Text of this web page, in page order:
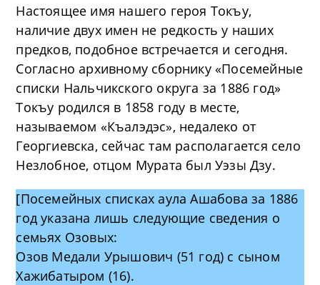
Настоящее имя нашего героя Токъу,
наличие двух имен не редкость у наших
предков, подобное встречается и сегодня.
Согласно архивному сборнику «Посемейные
списки Нальчикского округа за 1886 год»
Токъу родился в 1858 году в месте,
называемом «Къалэдэс», недалеко от
Георгиевска, сейчас там располагается село
Незлобное, отцом Мурата был Уэзы Дзу.
[Посемейных списках аула Ашабова за 1886
год указана лишь следующие сведения о
семьях Озовых:
Озов Медали Урышович (51 год) с сыном
Хажибатыром (16).